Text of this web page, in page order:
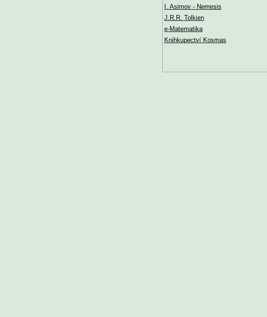
I. Asimov - Nemesis
J.R.R. Tolkien
e-Matematika
Knihkupectví Kosmas